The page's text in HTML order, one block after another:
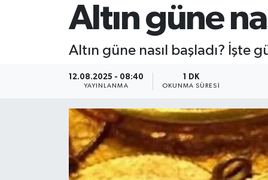
Altın güne
Altın güne nasıl başladı? İşte
12.08.2025 - 08:40
YAYINLANMA
1 DK
OKUNMA SÜRESI
YEREL GÜNDEM
EKONOMİ
KÜLTÜR - SANAT
SİYASET
SAĞLIK
Trafik Durumu
Süper Lig Puan Durumu ve Fikstür
Tüm Manşetler
Son Dakika Haberleri
Haber Arşivi